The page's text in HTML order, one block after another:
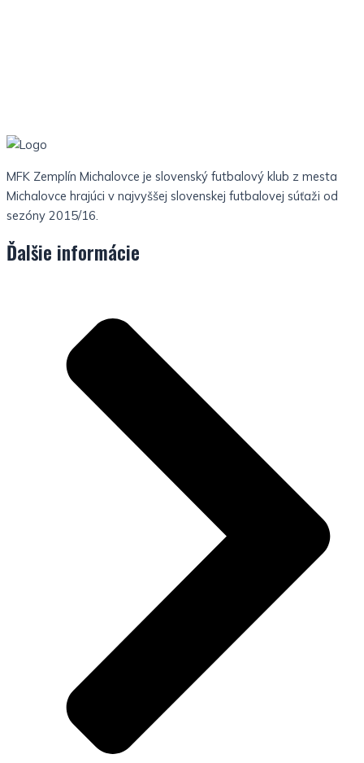
MFK Zemplín Michalovce je slovenský futbalový klub z mesta
Michalovce hrajúci v najvyššej slovenskej futbalovej súťaži od
sezóny 2015/16.
Ďalšie informácie